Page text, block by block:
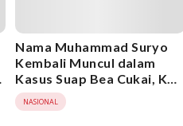
Nama Muhammad Suryo
Kembali Muncul dalam
Kasus Suap Bea Cukai, KPK
Didesak Bertindak
NASIONAL